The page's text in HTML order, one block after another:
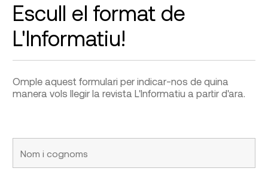
Escull el format de
L'Informatiu!
Omple aquest formulari per indicar-nos de quina
manera vols llegir la revista L'Informatiu a partir d'ara.